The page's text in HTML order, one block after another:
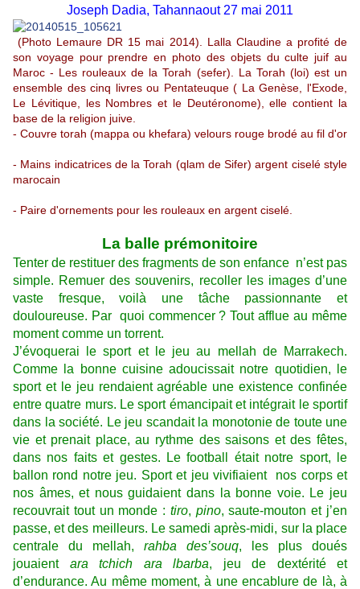
Joseph Dadia, Tahannaout 27 mai 2011
(Photo Lemaure DR 15 mai 2014). Lalla Claudine a profité de
son voyage pour prendre en photo des objets du culte juif au
Maroc - Les rouleaux de la Torah (sefer). La Torah (loi) est un
ensemble des cinq livres ou Pentateuque ( La Genèse, l'Exode,
Le Lévitique, les Nombres et le Deutéronome), elle contient la
base de la religion juive.
- Couvre torah (mappa ou khefara) velours rouge brodé au fil d'or
- Mains indicatrices de la Torah (qlam de Sifer) argent ciselé style
marocain
- Paire d'ornements pour les rouleaux en argent ciselé.
La balle prémonitoire
Tenter de restituer des fragments de son enfance n’est pas
simple. Remuer des souvenirs, recoller les images d’une
vaste fresque, voilà une tâche passionnante et
douloureuse. Par quoi commencer ? Tout afflue au même
moment comme un torrent.
J’évoquerai le sport et le jeu au mellah de Marrakech.
Comme la bonne cuisine adoucissait notre quotidien, le
sport et le jeu rendaient agréable une existence confinée
entre quatre murs. Le sport émancipait et intégrait le sportif
dans la société. Le jeu scandait la monotonie de toute une
vie et prenait place, au rythme des saisons et des fêtes,
dans nos faits et gestes. Le football était notre sport, le
ballon rond notre jeu. Sport et jeu vivifiaient nos corps et
nos âmes, et nous guidaient dans la bonne voie. Le jeu
recouvrait tout un monde : tiro, pino, saute-mouton et j’en
passe, et des meilleurs. Le samedi après-midi, sur la place
centrale du mellah, rahba des’souq, les plus doués
jouaient ara tchich ara lbarba, jeu de dextérité et
d’endurance. Au même moment, à une encablure de là, à